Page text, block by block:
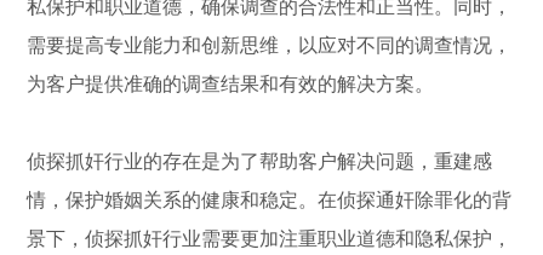
私保护和职业道德，确保调查的合法性和正当性。同时，
需要提高专业能力和创新思维，以应对不同的调查情况，
为客户提供准确的调查结果和有效的解决方案。
侦探抓奸行业的存在是为了帮助客户解决问题，重建感
情，保护婚姻关系的健康和稳定。在侦探通奸除罪化的背
景下，侦探抓奸行业需要更加注重职业道德和隐私保护，